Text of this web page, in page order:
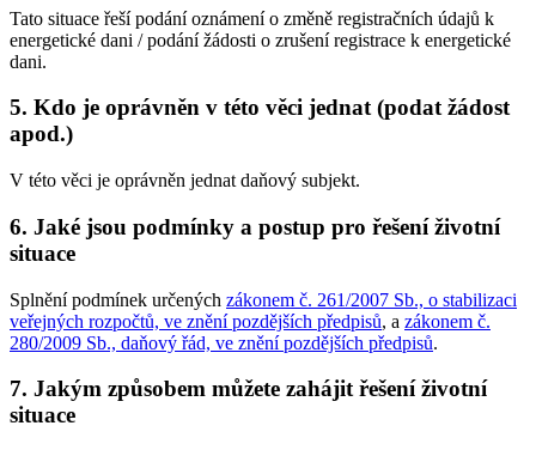
Tato situace řeší podání oznámení o změně registračních údajů k
energetické dani / podání žádosti o zrušení registrace k energetické
dani.
5. Kdo je oprávněn v této věci jednat (podat žádost
apod.)
V této věci je oprávněn jednat daňový subjekt.
6. Jaké jsou podmínky a postup pro řešení životní
situace
Splnění podmínek určených zákonem č. 261/2007 Sb., o stabilizaci
veřejných rozpočtů, ve znění pozdějších předpisů, a zákonem č.
280/2009 Sb., daňový řád, ve znění pozdějších předpisů.
7. Jakým způsobem můžete zahájit řešení životní
situace